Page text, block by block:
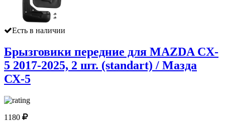
Есть в наличии
Брызговики передние для MAZDA CX-
5 2017-2025, 2 шт. (standart) / Мазда
СХ-5
1180